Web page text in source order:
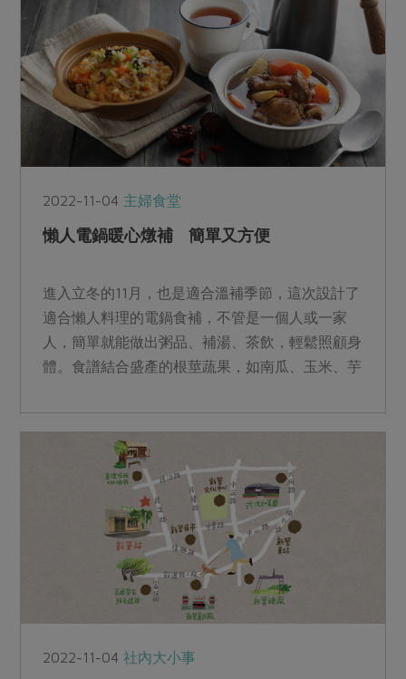
2022-11-04 主婦食堂
懶人電鍋暖心燉補 簡單又方便
進入立冬的11月，也是適合溫補季節，這次設計了
適合懶人料理的電鍋食補，不管是一個人或一家
人，簡單就能做出粥品、補湯、茶飲，輕鬆照顧身
體。食譜結合盛產的根莖蔬果，如南瓜、玉米、芋
一個好補冬。
2022-11-04社內大小事